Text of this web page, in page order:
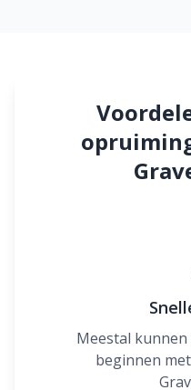
Meestal
beginnen